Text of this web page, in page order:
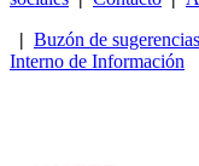
| Buzón de
Interno de Información